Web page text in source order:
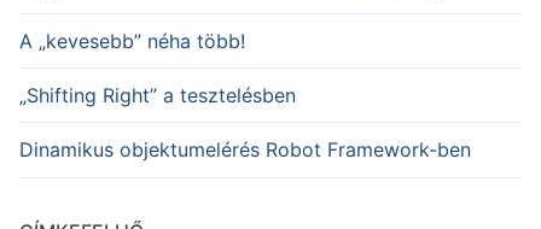
A „kevesebb” néha több!
„Shifting Right” a tesztelésben
Dinamikus objektumelérés Robot Framework-ben